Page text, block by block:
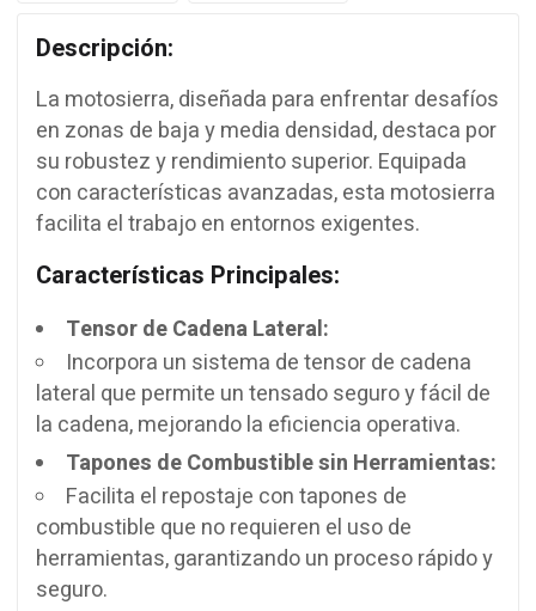
Descripción:
La motosierra, diseñada para enfrentar desafíos
en zonas de baja y media densidad, destaca por
su robustez y rendimiento superior. Equipada
con características avanzadas, esta motosierra
facilita el trabajo en entornos exigentes.
Características Principales:
Tensor de Cadena Lateral:
Incorpora un sistema de tensor de cadena
lateral que permite un tensado seguro y fácil de
la cadena, mejorando la eficiencia operativa.
Tapones de Combustible sin Herramientas:
Facilita el repostaje con tapones de
combustible que no requieren el uso de
herramientas, garantizando un proceso rápido y
seguro.